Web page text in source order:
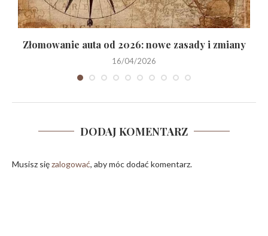
Złomowanie auta od 2026: nowe zasady i zmiany
16/04/2026
DODAJ KOMENTARZ
Musisz sięzalogować, aby móc dodać komentarz.